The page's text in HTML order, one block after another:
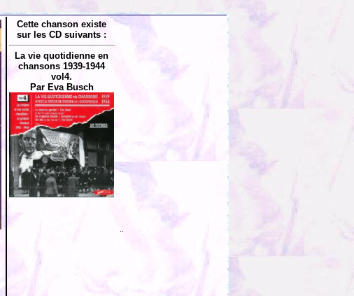
Cette chanson existe
sur les CD suivants :
La vie quotidienne en
chansons 1939-1944
vol4.
Par Eva Busch